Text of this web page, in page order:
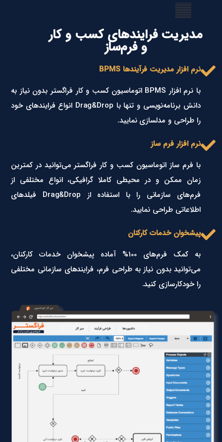
مدیریت فرایندهای کسب و کار
و فرم‌ساز
نرم افزار مدیریت فرآیندها BPMS
با نرم افزار BPMS اتوماسیون کسب و کار فراگستر بدون نیاز به
دانش برنامه‌نویسی و تنها با Drag&Drop انواع فرایندهای خود
را طراحی و مدلسازی نمایید.
نرم افزار فرم ساز
با فرم ساز اتوماسیون کسب و کار فراگستر می‌توانید در کمترین
زمان ممکن و در محیطی کاملا گرافیکی، انواع مختلفی از
فرم‌های سازمانی را با استفاده از Drag&Drop فیلدهای
اطلاعاتی طراحی نمایید.
پیشخوان خدمات کارکنان
به کمک فرم‌های 100% آماده‌ پیشخوان خدمات کارکنان،
می‌توانید بدون نیاز به طراحی فرم، فرایندهای سازمانی مختلفی
را خودکارسازی کنید.